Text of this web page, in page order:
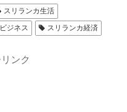
スリランカ生活
ジネス スリランカ経済
ンク